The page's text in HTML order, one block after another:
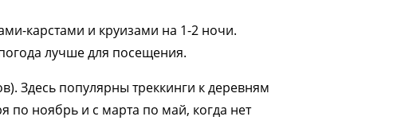
карстами и круизами на 1-2 ночи.
лучше для посещения.
Здесь популярны треккинги к деревням
по ноябрь и с марта по май, когда нет